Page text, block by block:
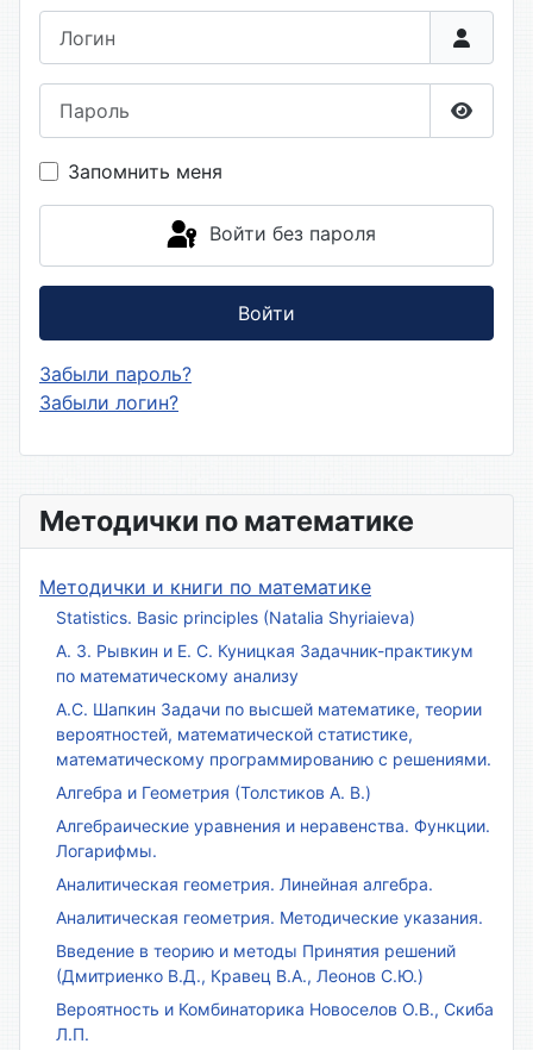
Методички по математике
Методички и книги по математике
Statistics. Basic principles (Natalia Shyriaieva)
А. З. Рывкин и Е. С. Куницкая Задачник-практикум
по математическому анализу
А.С. Шапкин Задачи по высшей математике, теории
вероятностей, математической статистике,
математическому программированию с решениями.
Алгебра и Геометрия (Толстиков А. В.)
Алгебраические уравнения и неравенства. Функции.
Логарифмы.
Аналитическая геометрия. Линейная алгебра.
Аналитическая геометрия. Методические указания.
Введение в теорию и методы Принятия решений
(Дмитриенко В.Д., Кравец В.А., Леонов С.Ю.)
Вероятность и Комбинаторика Новоселов О.В., Скиба
Л.П.
Запомнить меня
Войти без пароля
Войти
Забыли пароль?
Забыли логин?